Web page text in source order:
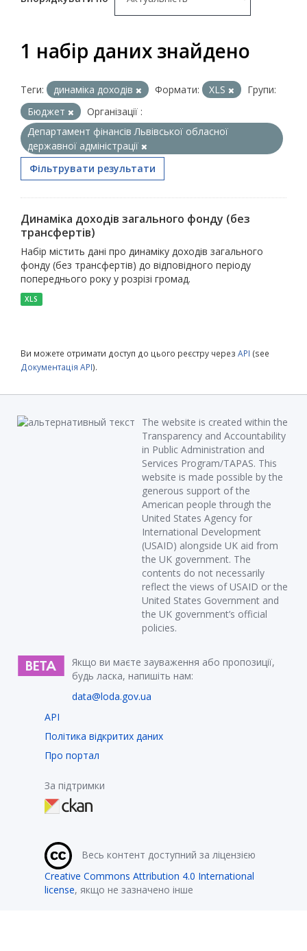
1 набір даних знайдено
Теги: динаміка доходів Формати: XLS
Групи:
Бюджет
Організації :
Департамент фінансів Львівської обласної
державної адміністрації
Фільтрувати результати
Динаміка доходів загального фонду (без
трансфертів)
Набір містить дані про динаміку доходів загального
фонду (без трансфертів) до відповідного періоду
попереднього року у розрізі громад.
XLS
Ви можете отримати доступ до цього реєстру через API (see
Документація API).
The website is created within the
Transparency and Accountability
in Public Administration and
Services Program/TAPAS. This
website is made possible by the
generous support of the
American people through the
United States Agency for
International Development
(USAID) alongside UK aid from
the UK government. The
contents do not necessarily
reflect the views of USAID or the
United States Government and
the UK government’s official
policies.
Якщо ви маєте зауваження або пропозиції,
будь ласка, напишіть нам:
data@loda.gov.ua
API
Політика відкритих даних
Про портал
За підтримки
Весь контент доступний за ліцензією
Creative Commons Attribution 4.0 International
license, якщо не зазначено інше